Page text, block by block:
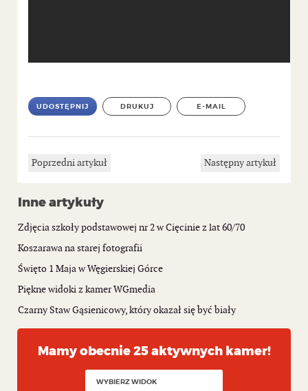
UDOSTĘPNIJ DRUKUJ E-MAIL
Poprzedni artykuł Następny artykuł
Inne artykuły
Zdjęcia szkoły podstawowej nr 2 w Cięcinie z lat 60/70
Koszarawa na starej fotografii
Święto 1 Maja w Węgierskiej Górce
Piękne widoki z kamer WGmedia
Czarny Staw Gąsienicowy, który okazał się być biały
Mamy obecnie 25 aktywnych kamer!